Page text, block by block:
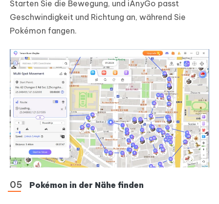
Starten Sie die Bewegung, und iAnyGo passt
Geschwindigkeit und Richtung an, während Sie
Pokémon fangen.
Pokémon in der Nähe finden